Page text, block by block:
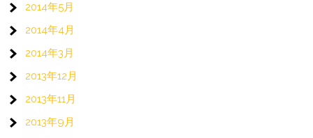
2014年5月
2014年4月
2014年3月
2013年12月
2013年11月
2013年9月